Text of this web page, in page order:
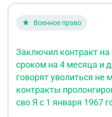
невозможно. Что когда я
прикрепляю. И я не знаю
отменю плечо- мои счета
выплачивать кредитное
что долг может стать
очень страшно. Это
манипуляция?? Что мне
за счет займов
в спб, оборудование в Москве
1) Насколько возможно так расплатится с
приставами, какие
все длится? 2) если имущество компании
покрывает гипотетически
Военное право
Заключил контракт на
сроком на 4 месяца и
говорят уволиться не
контракты
сво Я с 1 января 1967